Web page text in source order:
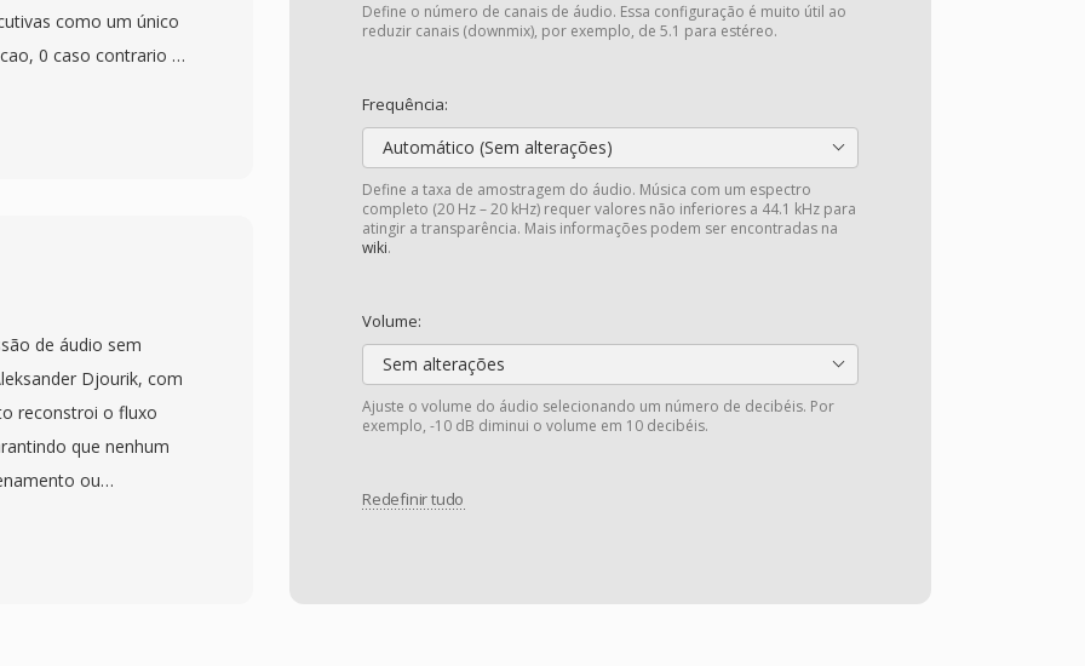
Define o número de canais de áudio. Essa configuração é muito útil ao
reduzir canais (downmix), por exemplo, de 5.1 para estéreo.
Frequência:
Automático (Sem alterações)
Define a taxa de amostragem do áudio. Música com um espectro
completo (20 Hz – 20 kHz) requer valores não inferiores a 44.1 kHz para
atingir a transparência. Mais informações podem ser encontradas na
wiki.
Volume:
Sem alterações
Ajuste o volume do áudio selecionando um número de decibéis. Por
exemplo, -10 dB diminui o volume em 10 decibéis.
Redefinir tudo
como um único
0 caso contrario —
o tamanho do
é a
permitindo
embarcado de baixa
é outro ponto forte,
locais em vez
suporte de
que
de áudio sem
Djourik, com
reconstroi o fluxo
que nenhum
ou
de CD padrão,